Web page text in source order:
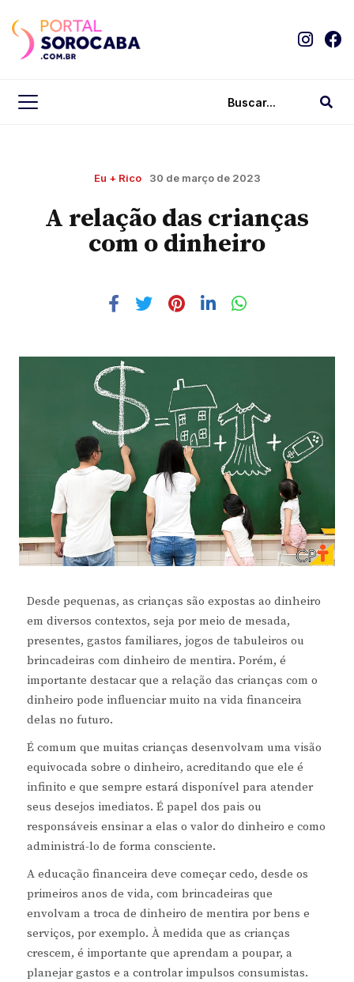
Eu + Rico 30 de março de 2023
A relação das crianças
com o dinheiro
Desde pequenas, as crianças são expostas ao dinheiro
em diversos contextos, seja por meio de mesada,
presentes, gastos familiares, jogos de tabuleiros ou
brincadeiras com dinheiro de mentira. Porém, é
importante destacar que a relação das crianças com o
dinheiro pode influenciar muito na vida financeira
delas no futuro.
É comum que muitas crianças desenvolvam uma visão
equivocada sobre o dinheiro, acreditando que ele é
infinito e que sempre estará disponível para atender
seus desejos imediatos. É papel dos pais ou
responsáveis ensinar a elas o valor do dinheiro e como
administrá-lo de forma consciente.
A educação financeira deve começar cedo, desde os
primeiros anos de vida, com brincadeiras que
envolvam a troca de dinheiro de mentira por bens e
serviços, por exemplo. À medida que as crianças
crescem, é importante que aprendam a poupar, a
planejar gastos e a controlar impulsos consumistas.